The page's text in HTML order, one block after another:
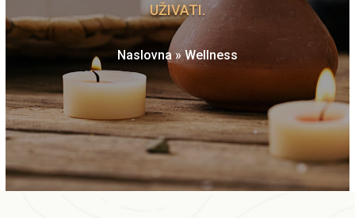
UŽIVATI.
Naslovna»Wellness